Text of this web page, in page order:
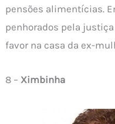
pensões alimentícias.
penhorados pela
favor na casa da ex-
8 – Ximbinha